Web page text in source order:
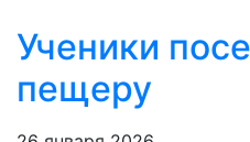
Ученики
пещеру